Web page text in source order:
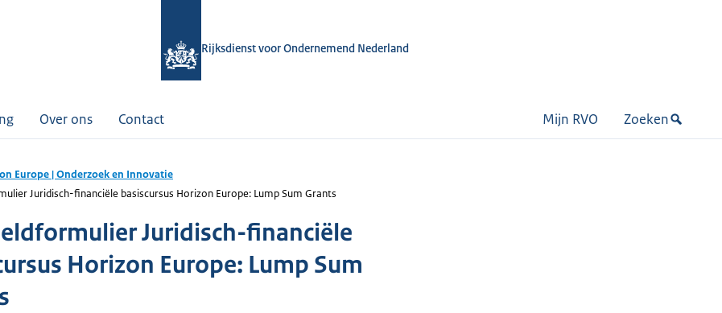
Rijksdienst voor Ondernemend Nederland
Over ons Contact Mijn RVO Zoeken
Europe | Onderzoek en Innovatie
Juridisch-financiële basiscursus Horizon Europe: Lump Sum Grants
Juridisch-financiële
Horizon Europe: Lump Sum